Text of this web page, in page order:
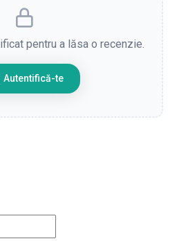
pentru a lăsa o recenzie.
Autentifică-te